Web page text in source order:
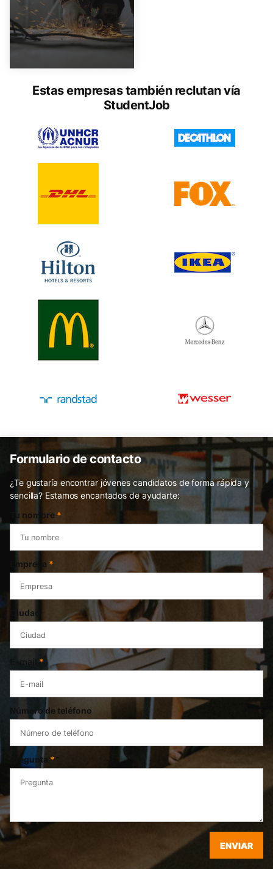
Estas empresas también reclutan vía
StudentJob
Formulario de contacto
¿Te gustaría encontrar jóvenes candidatos de forma rápida y
sencilla? Estamos encantados de ayudarte:
Tu nombre *
Empresa *
Ciudad
E-mail *
Número de teléfono
Pregunta *
ENVIAR